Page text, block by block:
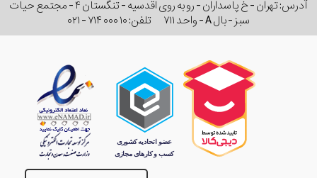
آدرس: تهران - خ پاسداران - رو به روی اقدسیه - تنگستان ۴ - مجتمع حیات
سبز - بال A - واحد ۷۱۱
تلفن:۰۲۱ - ۷۱۴ ۰۰۰ ۱۰